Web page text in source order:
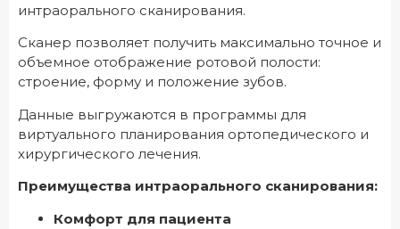
интраорального сканирования.
Сканер позволяет получить максимально точное и
объемное отображение ротовой полости:
строение, форму и положение зубов.
Данные выгружаются в программы для
виртуального планирования ортопедического и
хирургического лечения.
Преимущества интраорального сканирования:
Комфорт для пациента